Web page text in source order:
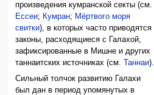
произведения кумранской секты (см.
Ессеи; Кумран; Мёртвого моря
свитки), в которых часто приводятся
законы, расходящиеся с Галахой,
зафиксированные в Мишне и других
таннаитских источниках (см.
Таннаи).
Сильный толчок развитию Галахи
был дан в период упомянутых в